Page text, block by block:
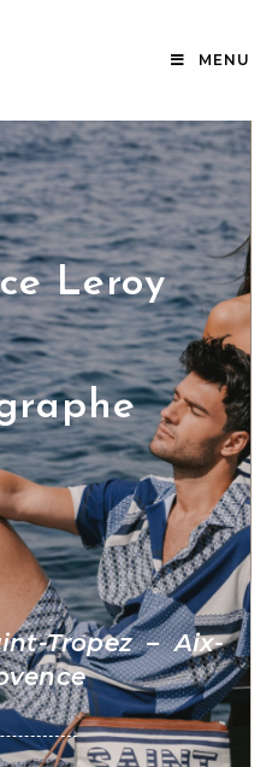
MENU
Leroy
Tropez– Aix-